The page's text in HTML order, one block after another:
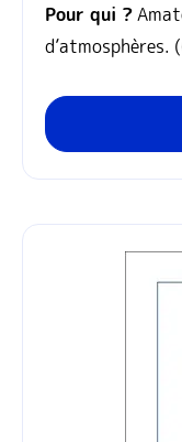
Pour qui ?
d’atmosphères.